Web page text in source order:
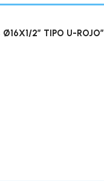
2” TIPO U-ROJO”